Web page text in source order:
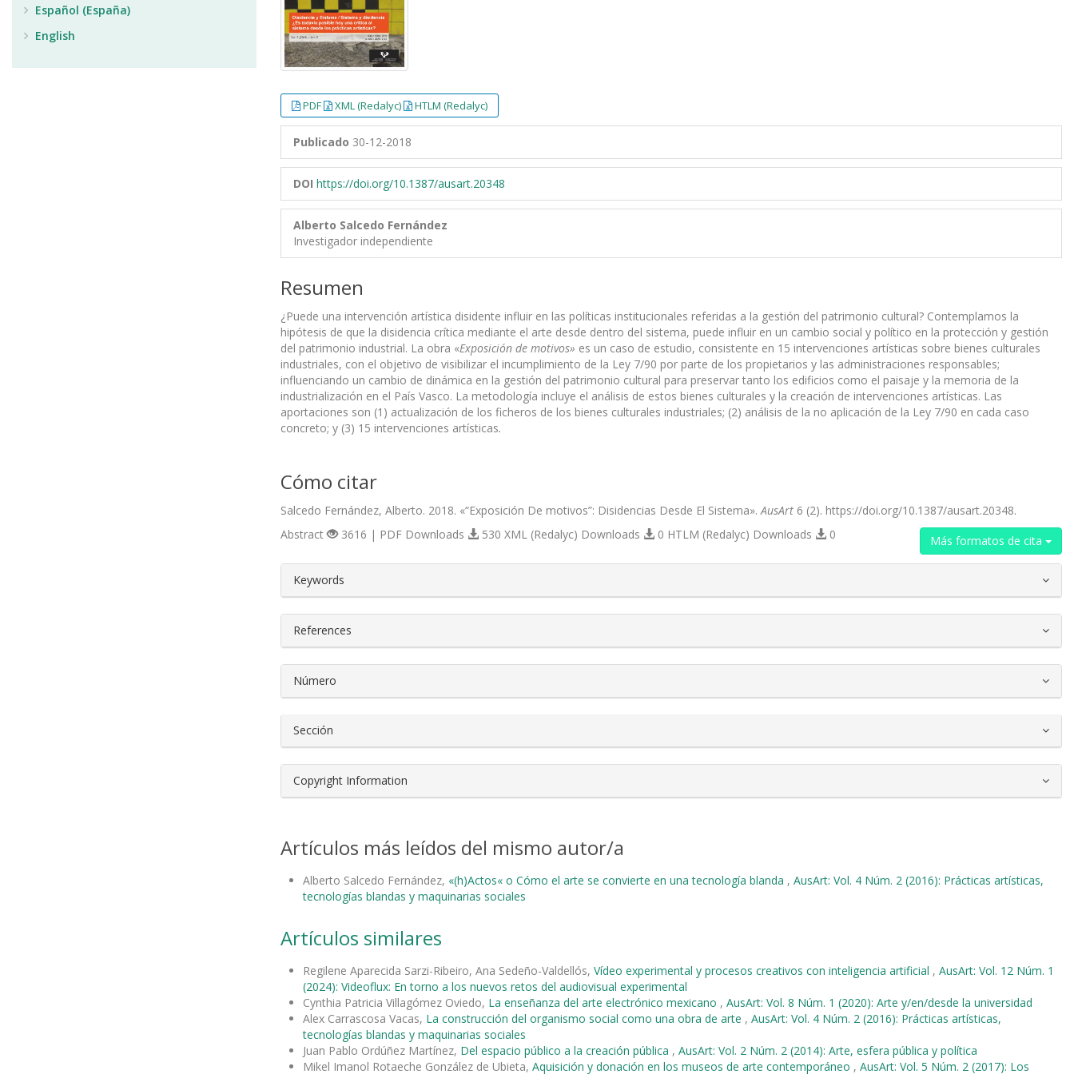
PDF XML (Redalyc) HTLM (Redalyc)
Publicado 30-12-2018
DOI https://doi.org/10.1387/ausart.20348
Alberto Salcedo Fernández
Investigador independiente
Resumen
¿Puede una intervención artística disidente influir en las políticas institucionales referidas a la gestión del patrimonio cultural? Contemplamos la
hipótesis de que la disidencia crítica mediante el arte desde dentro del sistema, puede influir en un cambio social y político en la protección y gestión
del patrimonio industrial. La obra «Exposición de motivos» es un caso de estudio, consistente en 15 intervenciones artísticas sobre bienes culturales
industriales, con el objetivo de visibilizar el incumplimiento de la Ley 7/90 por parte de los propietarios y las administraciones responsables;
influenciando un cambio de dinámica en la gestión del patrimonio cultural para preservar tanto los edificios como el paisaje y la memoria de la
industrialización en el País Vasco. La metodología incluye el análisis de estos bienes culturales y la creación de intervenciones artísticas. Las
aportaciones son (1) actualización de los ficheros de los bienes culturales industriales; (2) análisis de la no aplicación de la Ley 7/90 en cada caso
concreto; y (3) 15 intervenciones artísticas.
Cómo citar
Salcedo Fernández, Alberto. 2018. «“Exposición De motivos”: Disidencias Desde El Sistema». AusArt 6 (2). https://doi.org/10.1387/ausart.20348.
Más formatos de cita
Abstract 3616 | PDF Downloads 530 XML (Redalyc) Downloads 0 HTLM (Redalyc) Downloads 0
##plugins.themes.bootstrap3.article.details##
Keywords
References
Número
Sección
Copyright Information
Artículos más leídos del mismo autor/a
Alberto Salcedo Fernández, «(h)Actos« o Cómo el arte se convierte en una tecnología blanda , AusArt: Vol. 4 Núm. 2 (2016): Prácticas artísticas,
tecnologías blandas y maquinarias sociales
Artículos similares
Regilene Aparecida Sarzi-Ribeiro, Ana Sedeño-Valdellós, Vídeo experimental y procesos creativos con inteligencia artificial , AusArt: Vol. 12 Núm. 1
(2024): Videoflux: En torno a los nuevos retos del audiovisual experimental
Cynthia Patricia Villagómez Oviedo, La enseñanza del arte electrónico mexicano , AusArt: Vol. 8 Núm. 1 (2020): Arte y/en/desde la universidad
Alex Carrascosa Vacas, La construcción del organismo social como una obra de arte , AusArt: Vol. 4 Núm. 2 (2016): Prácticas artísticas,
tecnologías blandas y maquinarias sociales
Juan Pablo Ordúñez Martínez, Del espacio público a la creación pública , AusArt: Vol. 2 Núm. 2 (2014): Arte, esfera pública y política
Mikel Imanol Rotaeche González de Ubieta, Aquisición y donación en los museos de arte contemporáneo , AusArt: Vol. 5 Núm. 2 (2017): Los
Español (España)
English